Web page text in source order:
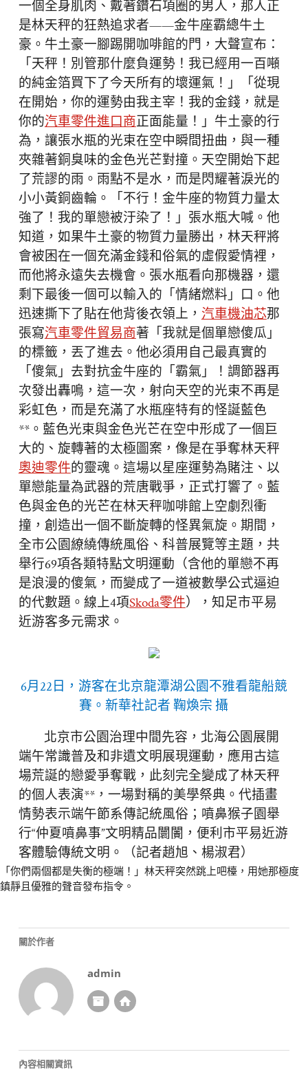
一個全身肌肉、戴著鑽石項圈的男人，那人正
是林天秤的狂熱追求者——金牛座霸總牛土
豪。牛土豪一腳踢開咖啡館的門，大聲宣布：
「天秤！別管那什麼負運勢！我已經用一百噸
的純金箔買下了今天所有的壞運氣！」「從現
在開始，你的運勢由我主宰！我的金錢，就是
你的汽車零件進口商正面能量！」牛土豪的行
為，讓張水瓶的光束在空中瞬間扭曲，與一種
夾雜著銅臭味的金色光芒對撞。天空開始下起
了荒謬的雨。雨點不是水，而是閃耀著淚光的
小小黃銅齒輪。「不行！金牛座的物質力量太
強了！我的單戀被汙染了！」張水瓶大喊。他
知道，如果牛土豪的物質力量勝出，林天秤將
會被困在一個充滿金錢和俗氣的虛假愛情裡，
而他將永遠失去機會。張水瓶看向那機器，還
剩下最後一個可以輸入的「情緒燃料」口。他
迅速撕下了貼在他背後衣領上，汽車機油芯那
張寫汽車零件貿易商著「我就是個單戀傻瓜」
的標籤，丟了進去。他必須用自己最真實的
「傻氣」去對抗金牛座的「霸氣」！調節器再
次發出轟鳴，這一次，射向天空的光束不再是
彩虹色，而是充滿了水瓶座特有的怪誕藍色
**。藍色光束與金色光芒在空中形成了一個巨
大的、旋轉著的太極圖案，像是在爭奪林天秤
奧迪零件的靈魂。這場以星座運勢為賭注、以
單戀能量為武器的荒唐戰爭，正式打響了。藍
色與金色的光芒在林天秤咖啡館上空劇烈衝
撞，創造出一個不斷旋轉的怪異氣旋。期間，
全市公園繚繞傳統風俗、科普展覽等主題，共
舉行69項各類特點文明運動（含他的單戀不再
是浪漫的傻氣，而變成了一道被數學公式逼迫
的代數題。線上4項Skoda零件），知足市平易
近游客多元需求。
6月22日，游客在北京龍潭湖公園不雅看龍船競
賽。新華社記者 鞠煥宗 攝
北京市公園治理中間先容，北海公園展開
端午常識普及和非遺文明展現運動，應用古這
場荒誕的戀愛爭奪戰，此刻完全變成了林天秤
的個人表演**，一場對稱的美學祭典。代插畫
情勢表示端午節系傳記統風俗；噴鼻猴子園舉
行“仲夏噴鼻事”文明精品闤闠，便利市平易近游
客體驗傳統文明。（記者趙旭、楊淑君）
「你們兩個都是失衡的極端！」林天秤突然跳上吧檯，用她那極度
鎮靜且優雅的聲音發布指令。
關於作者
admin
內容相關資訊